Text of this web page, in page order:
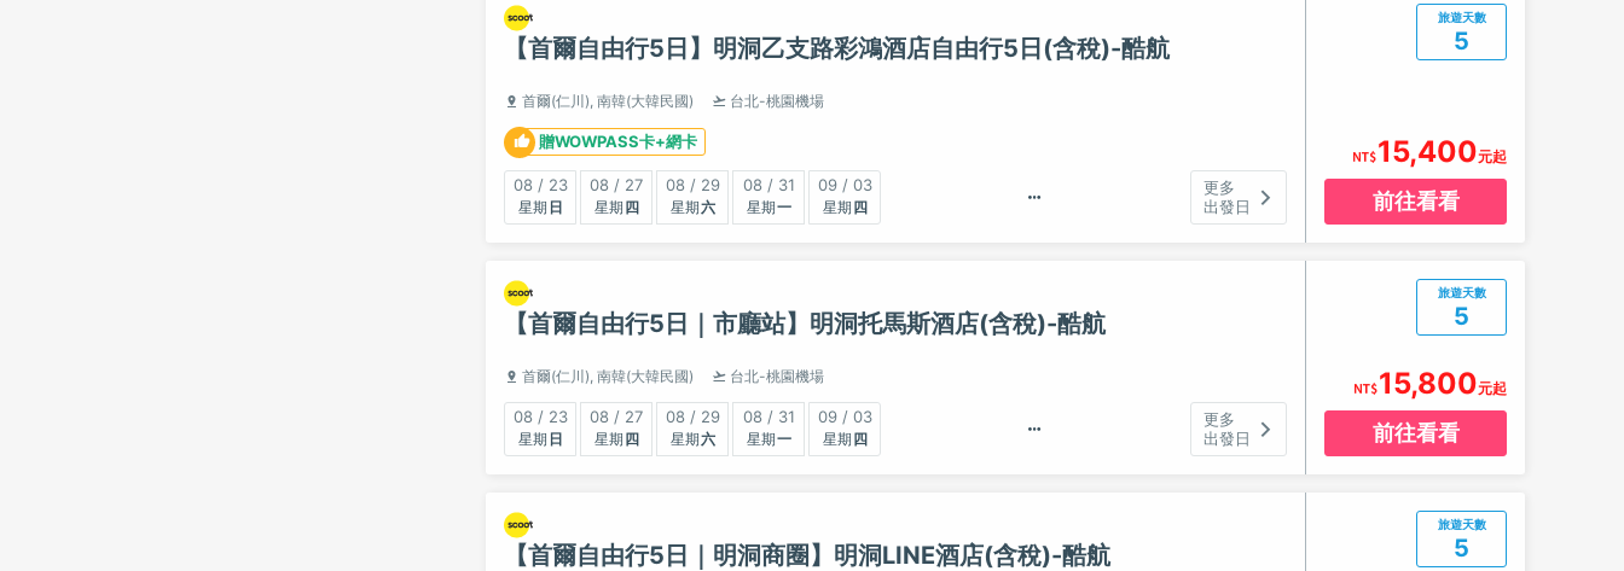
【首爾自由行5日】明洞乙支路彩鴻酒店自由行5日(含稅)-酷航
首爾(仁川), 南韓(大韓民國) 台北-桃園機場
贈WOWPASS卡+網卡
08 / 23
日
08 / 27
四
08 / 29
六
08 / 31
一
09 / 03
四
更多
出發日
旅遊天數
5
15,400元起
前往看看
【首爾自由行5日｜市廳站】明洞托馬斯酒店(含稅)-酷航
首爾(仁川), 南韓(大韓民國) 台北-桃園機場
08 / 23
日
08 / 27
四
08 / 29
六
08 / 31
一
09 / 03
四
更多
出發日
旅遊天數
5
15,800元起
前往看看
【首爾自由行5日｜明洞商圈】明洞LINE酒店(含稅)-酷航
旅遊天數
5